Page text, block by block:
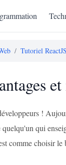
/ Tutoriel ReactJS
!
qui
comme choisir